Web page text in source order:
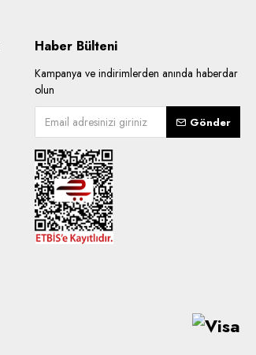
Haber Bülteni
Kampanya ve indirimlerden anında haberdar
olun
Gönder